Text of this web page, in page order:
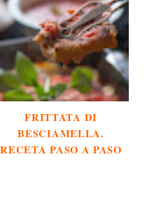
FRITTATA DI
BESCIAMELLA.
RECETA PASO A PASO